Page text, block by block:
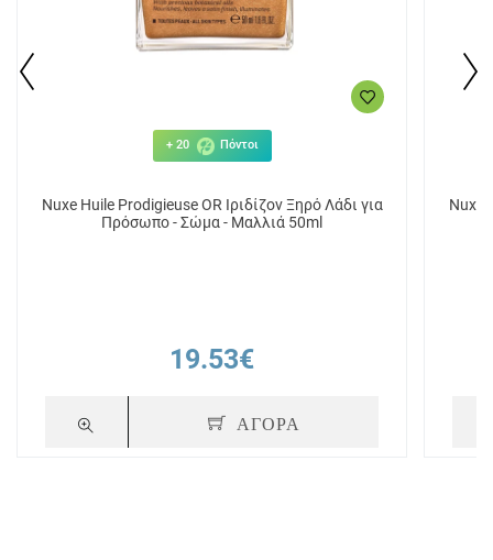
+ 20 Πόντοι
Nuxe Huile Prodigieuse OR Ιριδίζον Ξηρό Λάδι για
Πρόσωπο - Σώμα - Μαλλιά 50ml
19.53€
ΑΓΟΡΑ
Nuxe